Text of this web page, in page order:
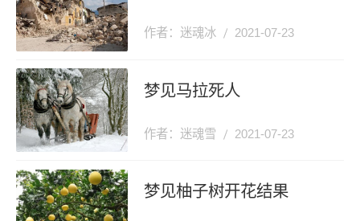
作者：迷魂冰 2021-07-23
梦见马拉死人
作者：迷魂雪 2021-07-23
梦见柚子树开花结果